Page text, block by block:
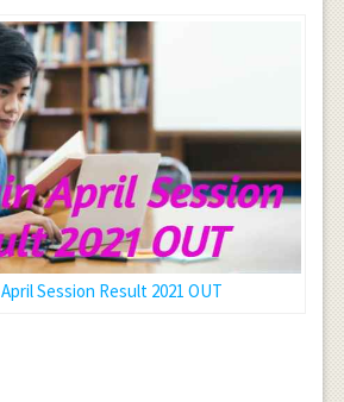
Session Result 2021 OUT